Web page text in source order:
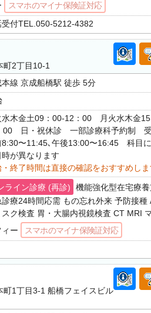
スマホのマイナ保険証対応
受付TEL.050-5212-4382
町2丁目10-1
本線 京成船橋駅 徒歩 5分
水木金土09：00-12：00 月火水木金
00 日・祝休診 一部診療科予約制 受
8:30〜11:45､午後13:00〜16:45 科目
が異なります
・終了時間は直接の確認をおすすめしま
ライン診療 (再診)
機能強化型在宅療
診療24時間応需 もの忘れ外来 予防接種
スク検査 胃・大腸内視鏡検査 CT MRI
ィー
スマホのマイナ保険証対応
町1丁目3-1 船橋フェイスビル